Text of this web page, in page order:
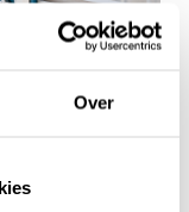
Over